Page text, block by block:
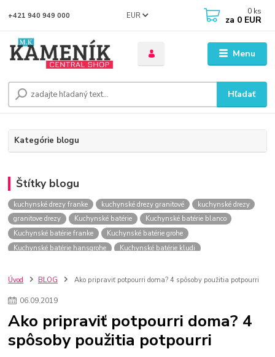
Menu
EUR
Hľadať
+421 940 949 000 0 ks
za 0 EUR
Kategórie blogu
Štítky blogu
kuchynské drezy franke kuchynské drezy granitové
kuchynské drezy
granitove drezy
Kuchynské batérie
Kuchynské batérie blanco
Kuchynské batérie franke
Kuchynské batérie grohe
Kuchynské batérie hansgrohe
Kuchynské batérie kludi
kuchynské batérie sagittarius
kuchynské batérie
vodovodné batérie
kuchynské drezy sety
kúpelňové batérie
vodovodné batérie do kúpelne kuchynske
drez
bidetové batérie
vaňové batérie
sprchové batérie
vodovodné batérie blanco
vodovodné batérie do steny
Úvod BLOG Ako pripraviť potpourri doma? 4 spôsoby použitia potpourri
06.09.2019
Ako pripraviť potpourri doma? 4
spôsoby použitia potpourri